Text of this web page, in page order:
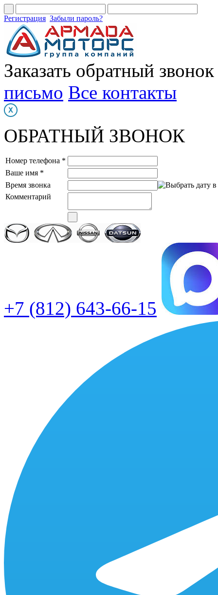
Регистрация Забыли пароль?
Заказать обратный звонок
письмо Все контакты
ОБРАТНЫЙ ЗВОНОК
Номер телефона *
Ваше имя *
Время звонка
Комментарий
+7 (812) 643-66-15